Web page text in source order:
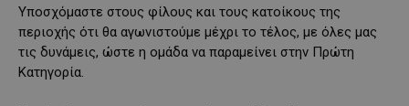
Υποσχόμαστε στους φίλους και τους κατοίκους της
περιοχής ότι θα αγωνιστούμε μέχρι το τέλος, με όλες μας
τις δυνάμεις, ώστε η ομάδα να παραμείνει στην Πρώτη
Κατηγορία.